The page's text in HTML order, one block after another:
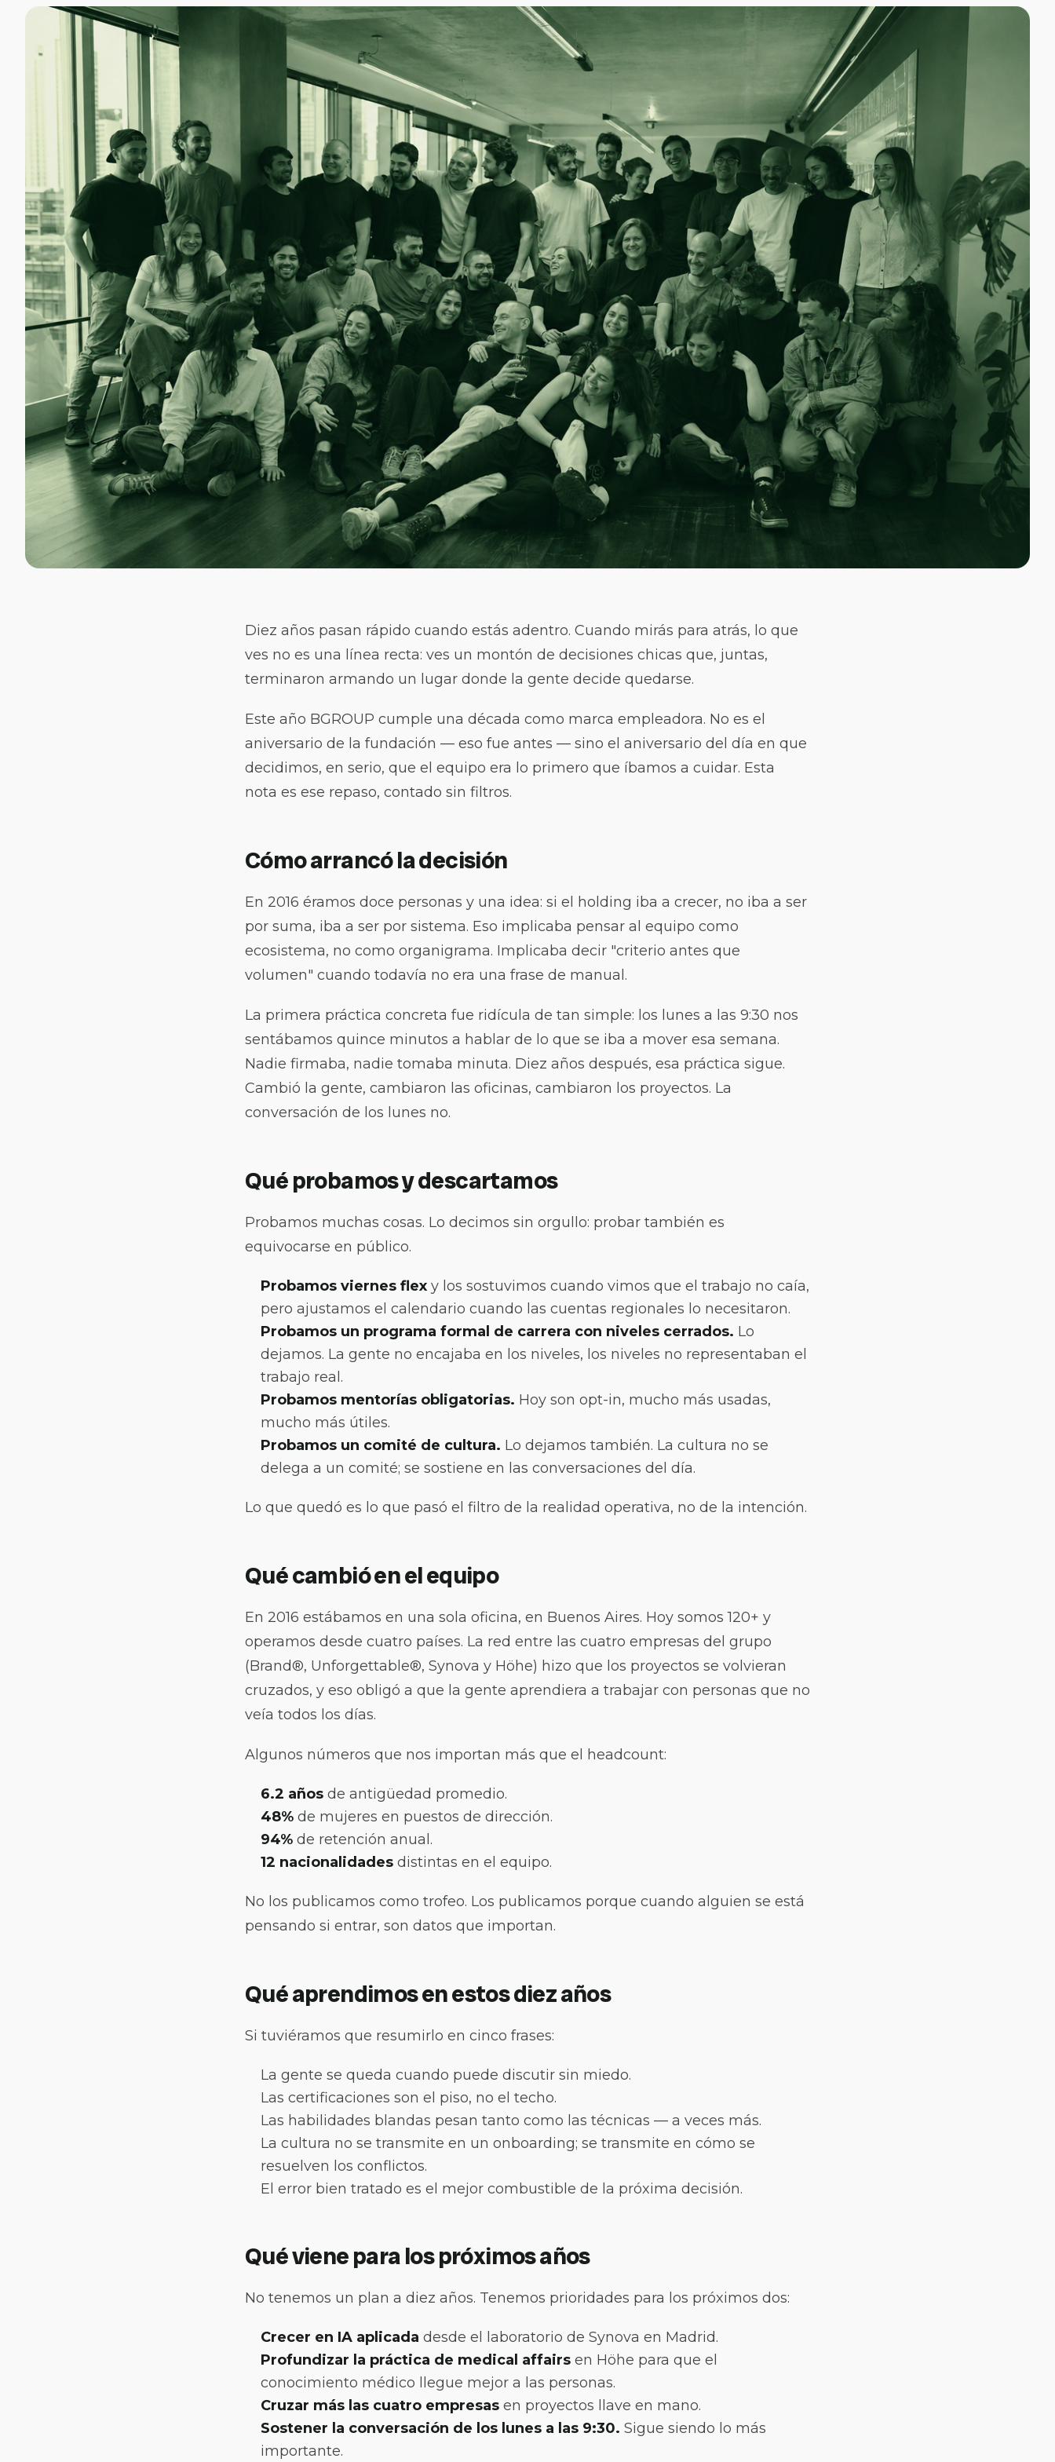
Diez años pasan rápido cuando estás adentro. Cuando mirás para atrás, lo que
ves no es una línea recta: ves un montón de decisiones chicas que, juntas,
terminaron armando un lugar donde la gente decide quedarse.
Este año BGROUP cumple una década como marca empleadora. No es el
aniversario de la fundación — eso fue antes — sino el aniversario del día en que
decidimos, en serio, que el equipo era lo primero que íbamos a cuidar. Esta
nota es ese repaso, contado sin filtros.
Cómo arrancó la decisión
En 2016 éramos doce personas y una idea: si el holding iba a crecer, no iba a ser
por suma, iba a ser por sistema. Eso implicaba pensar al equipo como
ecosistema, no como organigrama. Implicaba decir "criterio antes que
volumen" cuando todavía no era una frase de manual.
La primera práctica concreta fue ridícula de tan simple: los lunes a las 9:30 nos
sentábamos quince minutos a hablar de lo que se iba a mover esa semana.
Nadie firmaba, nadie tomaba minuta. Diez años después, esa práctica sigue.
Cambió la gente, cambiaron las oficinas, cambiaron los proyectos. La
conversación de los lunes no.
Qué probamos y descartamos
Probamos muchas cosas. Lo decimos sin orgullo: probar también es
equivocarse en público.
Probamos viernes flex y los sostuvimos cuando vimos que el trabajo no caía,
pero ajustamos el calendario cuando las cuentas regionales lo necesitaron.
Probamos un programa formal de carrera con niveles cerrados. Lo
dejamos. La gente no encajaba en los niveles, los niveles no representaban el
trabajo real.
Probamos mentorías obligatorias. Hoy son opt-in, mucho más usadas,
mucho más útiles.
Probamos un comité de cultura. Lo dejamos también. La cultura no se
delega a un comité; se sostiene en las conversaciones del día.
Lo que quedó es lo que pasó el filtro de la realidad operativa, no de la intención.
Qué cambió en el equipo
En 2016 estábamos en una sola oficina, en Buenos Aires. Hoy somos 120+ y
operamos desde cuatro países. La red entre las cuatro empresas del grupo
(Brand®, Unforgettable®, Synova y Höhe) hizo que los proyectos se volvieran
cruzados, y eso obligó a que la gente aprendiera a trabajar con personas que no
veía todos los días.
Algunos números que nos importan más que el headcount:
6.2 años de antigüedad promedio.
48% de mujeres en puestos de dirección.
94% de retención anual.
12 nacionalidades distintas en el equipo.
No los publicamos como trofeo. Los publicamos porque cuando alguien se está
pensando si entrar, son datos que importan.
Qué aprendimos en estos diez años
Si tuviéramos que resumirlo en cinco frases:
La gente se queda cuando puede discutir sin miedo.
Las certificaciones son el piso, no el techo.
Las habilidades blandas pesan tanto como las técnicas — a veces más.
La cultura no se transmite en un onboarding; se transmite en cómo se
resuelven los conflictos.
El error bien tratado es el mejor combustible de la próxima decisión.
Qué viene para los próximos años
No tenemos un plan a diez años. Tenemos prioridades para los próximos dos:
Crecer en IA aplicada desde el laboratorio de Synova en Madrid.
Profundizar la práctica de medical affairs en Höhe para que el
conocimiento médico llegue mejor a las personas.
Cruzar más las cuatro empresas en proyectos llave en mano.
Sostener la conversación de los lunes a las 9:30. Sigue siendo lo más
importante.